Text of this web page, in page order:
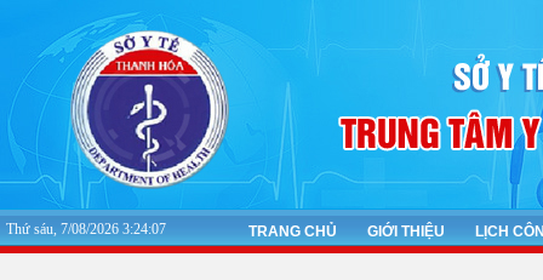
Thứ sáu, 7/08/2026 3:24:08 TRANG CHỦ GIỚI THIỆU LỊCH